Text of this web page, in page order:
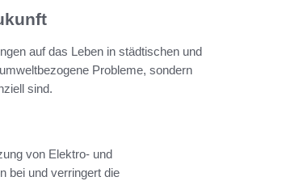
auf das Leben in städtischen und
Probleme, sondern
sind.
von Elektro- und
bei und verringert die